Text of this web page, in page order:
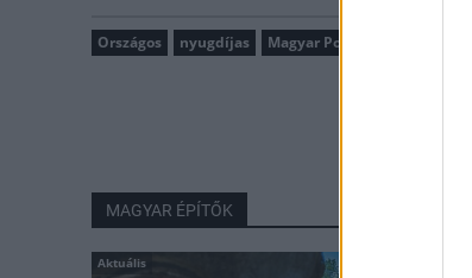
Országos nyugdíjas Magyar Posta
MAGYAR ÉPÍTŐK
Aktuális